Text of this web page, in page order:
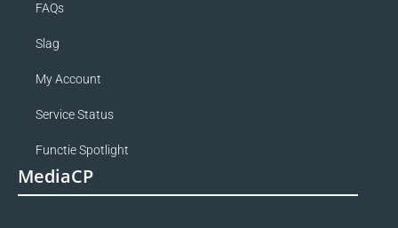
FAQs
Slag
My Account
Service Status
Functie Spotlight
MediaCP